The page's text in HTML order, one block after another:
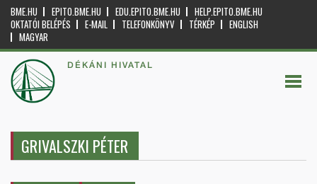
BME.HU EPITO.BME.HU EDU.EPITO.BME.HU
HELP.EPITO.BME.HU
OKTATÓI BELÉPÉS
E-MAIL TELEFONKÖNYV TÉRKÉP
ENGLISH
MAGYAR
DÉKÁNI HIVATAL
GRIVALSZKI PÉTER